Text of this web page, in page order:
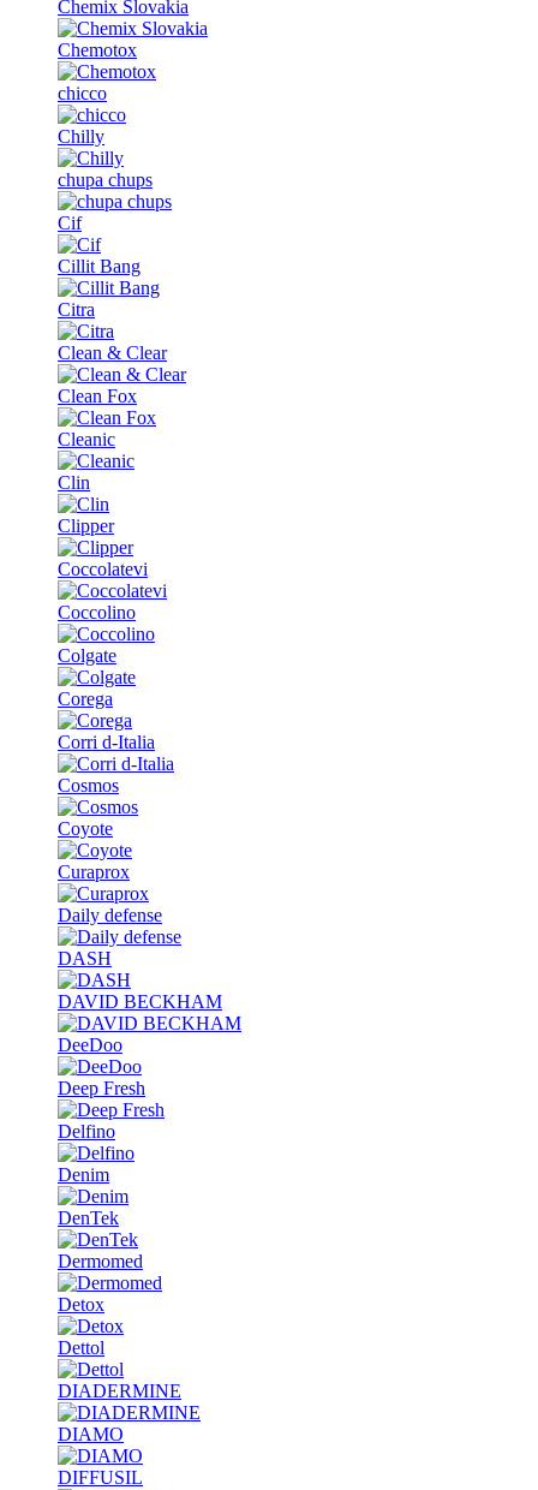
Chemix Slovakia
Chemotox
chicco
Chilly
chupa chups
Cif
Cillit Bang
Citra
Clean & Clear
Clean Fox
Cleanic
Clin
Clipper
Coccolatevi
Coccolino
Colgate
Corega
Corri d-Italia
Cosmos
Coyote
Curaprox
Daily defense
DASH
DAVID BECKHAM
DeeDoo
Deep Fresh
Delfino
Denim
DenTek
Dermomed
Detox
Dettol
DIADERMINE
DIAMO
DIFFUSIL